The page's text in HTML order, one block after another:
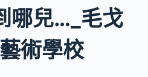
哪兒…_毛戈
術學校